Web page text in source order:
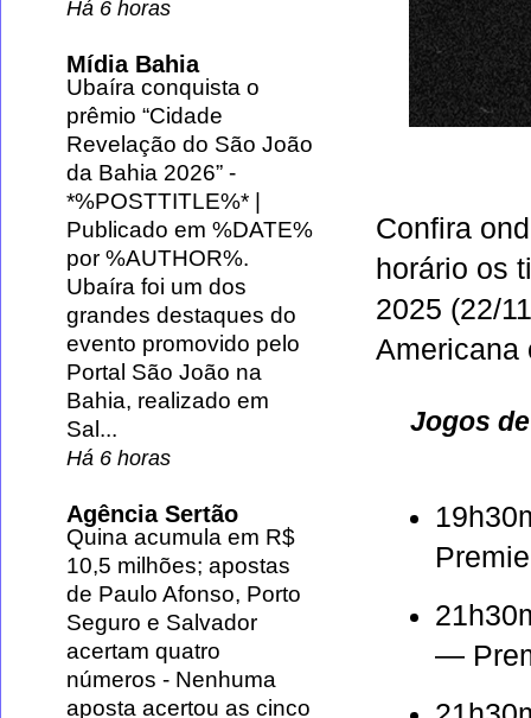
Confira
horário os
2025 (22/
Americana
Jogos
—
Há 6 horas
Mídia Bahia
Ubaíra conquista o
prêmio “Cidade
Revelação do São João
da Bahia 2026” -
*%POSTTITLE%* |
Publicado em %DATE%
por %AUTHOR%.
Ubaíra foi um dos
grandes destaques do
evento promovido pelo
Portal São João na
Bahia, realizado em
Sal...
Há 6 horas
Agência Sertão
Quina acumula em R$
10,5 milhões; apostas
de Paulo Afonso, Porto
Seguro e Salvador
acertam quatro
números - Nenhuma
aposta acertou as cinco